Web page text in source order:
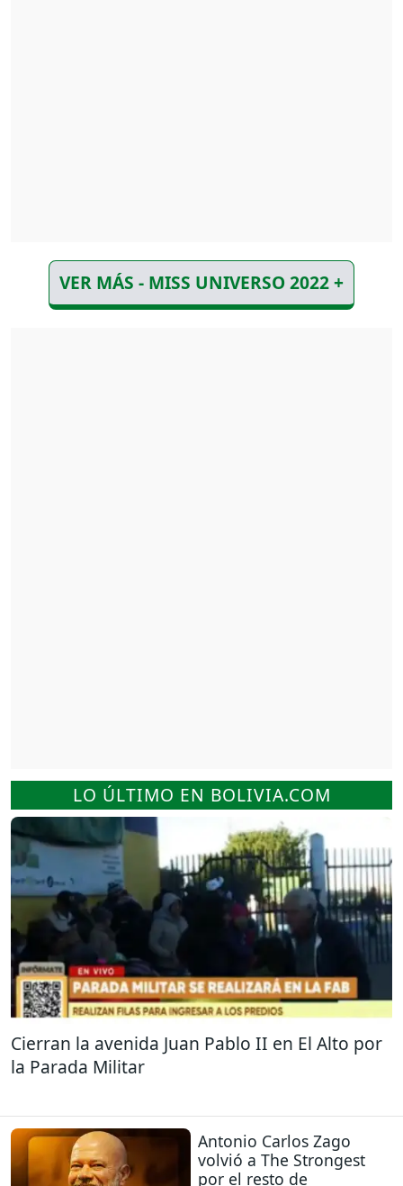
VER MÁS - MISS UNIVERSO 2022 +
LO ÚLTIMO EN BOLIVIA.COM
Cierran la avenida Juan Pablo II en El Alto por
la Parada Militar
Antonio Carlos Zago
volvió a The Strongest
por el resto de